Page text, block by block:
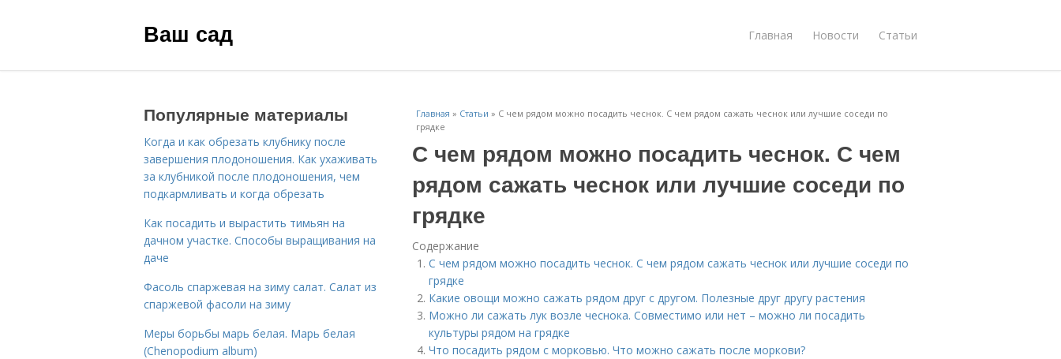
Ваш сад Главная Новости Статьи
Главная » Статьи » С чем рядом можно посадить чеснок. С чем рядом сажать чеснок или лучшие соседи по
грядке
С чем рядом можно посадить чеснок. С чем
рядом сажать чеснок или лучшие соседи по
грядке
Содержание
С чем рядом можно посадить чеснок. С чем рядом сажать чеснок или лучшие соседи по
грядке
Какие овощи можно сажать рядом друг с другом. Полезные друг другу растения
Можно ли сажать лук возле чеснока. Совместимо или нет – можно ли посадить
культуры рядом на грядке
Что посадить рядом с морковью. Что можно сажать после моркови?
Популярные материалы
Когда и как обрезать клубнику после
завершения плодоношения. Как ухаживать
за клубникой после плодоношения, чем
подкармливать и когда обрезать
Как посадить и вырастить тимьян на
дачном участке. Способы выращивания на
даче
Фасоль спаржевая на зиму салат. Салат из
спаржевой фасоли на зиму
Меры борьбы марь белая. Марь белая
(Chenopodium album)